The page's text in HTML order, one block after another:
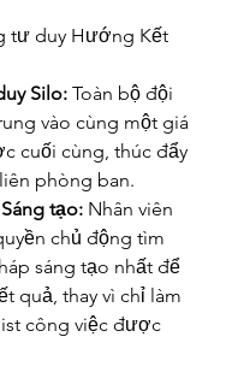
tư duy Hướng Kết
Silo: Toàn bộ đội
vào cùng một giá
cuối cùng, thúc đẩy
phòng ban.
tạo: Nhân viên
chủ động tìm
sáng tạo nhất để
quả, thay vì chỉ làm
công việc được